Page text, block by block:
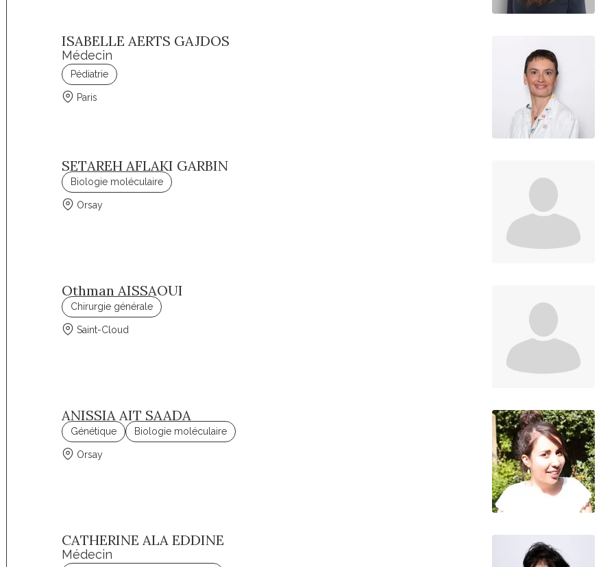
ISABELLE AERTS GAJDOS
Médecin
Pédiatrie
Paris
SETAREH AFLAKI GARBIN
Biologie moléculaire
Orsay
Othman AISSAOUI
Chirurgie générale
Saint-Cloud
ANISSIA AIT SAADA
Génétique Biologie moléculaire
Orsay
CATHERINE ALA EDDINE
Médecin